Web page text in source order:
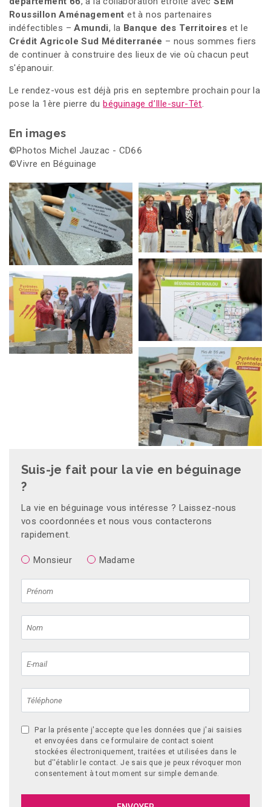
Roussillon Aménagement et à nos partenaires
indéfectibles –Amundi, la Banque des Territoires et le
Crédit Agricole Sud Méditerranée – nous sommes fiers
de continuer à construire des lieux de vie où chacun peut
s'épanouir.
Le rendez-vous est déjà pris en septembre prochain pour la
pose la 1ère pierre dubéguinage d’Ille-sur-Têt.
En images
©Photos Michel Jauzac - CD66
©Vivre en Béguinage
Suis-je fait pour la vie en béguinage
?
La vie en béguinage vous intéresse ? Laissez-nous
vos coordonnées et nous vous contacterons
rapidement.
Monsieur Madame
Par la présente j'accepte que les données que j'ai saisies
et envoyées dans ce formulaire de contact soient
stockées électroniquement, traitées et utilisées dans le
but d''établir le contact. Je sais que je peux révoquer mon
consentement à tout moment sur simple demande.